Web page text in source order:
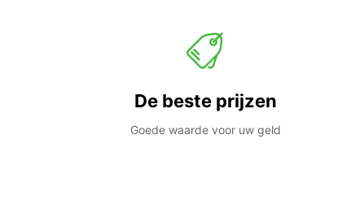
De beste prijzen
Goede waarde voor uw geld